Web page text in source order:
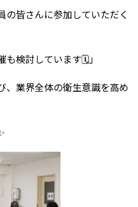
の皆さんに参加していただく
も検討しています🗓️」
、業界全体の衛生意識を高め